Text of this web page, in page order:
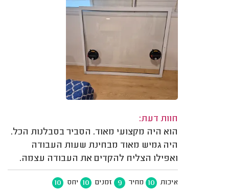
חוות דעת:
הוא היה מקצועי מאוד. הסביר בסבלנות הכל.
היה גמיש מאוד מבחינת שעות העבודה
ואפילו הצליח להקדים את העבודה עצמה.
איכות 10 מחיר 9 זמנים 10 יחס 10